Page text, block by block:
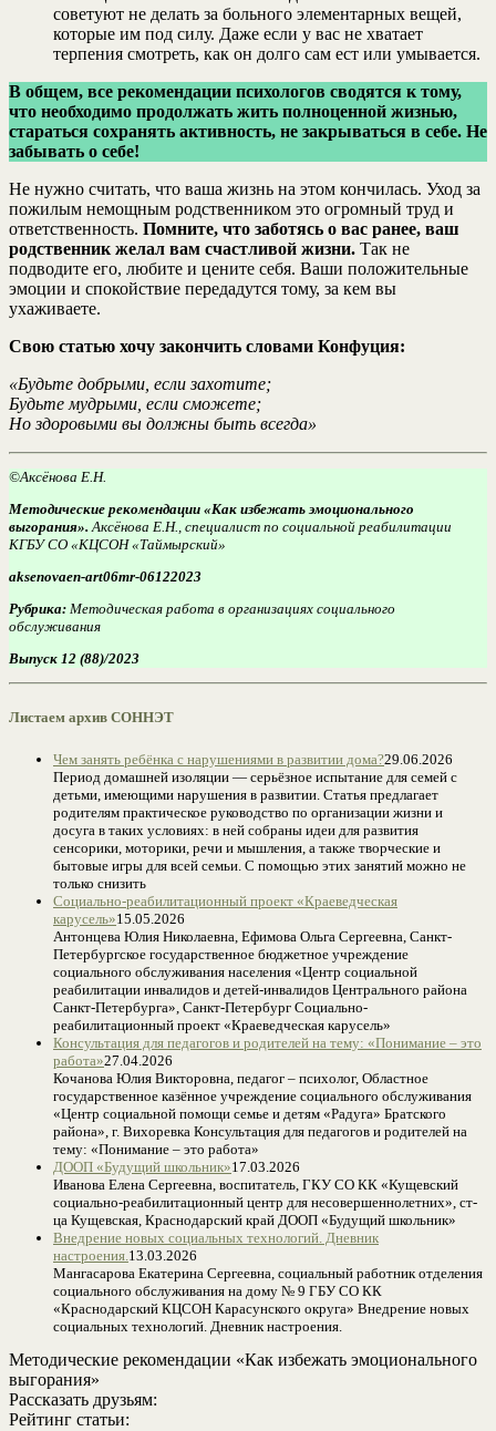
советуют не делать за больного элементарных вещей,
которые им под силу. Даже если у вас не хватает
терпения смотреть, как он долго сам ест или умывается.
В общем, все рекомендации психологов сводятся к тому,
что необходимо продолжать жить полноценной жизнью,
стараться сохранять активность, не закрываться в себе. Не
забывать о себе!
Не нужно считать, что ваша жизнь на этом кончилась. Уход за
пожилым немощным родственником это огромный труд и
ответственность. Помните, что заботясь о вас ранее, ваш
родственник желал вам счастливой жизни. Так не
подводите его, любите и цените себя. Ваши положительные
эмоции и спокойствие передадутся тому, за кем вы
ухаживаете.
Свою статью хочу закончить словами Конфуция:
«Будьте добрыми, если захотите;
Будьте мудрыми, если сможете;
Но здоровыми вы должны быть всегда»
©Аксёнова Е.Н.
Методические рекомендации «Как избежать эмоционального
выгорания». Аксёнова Е.Н., специалист по социальной реабилитации
КГБУ СО «КЦСОН «Таймырский»
aksenovaen-art06mr-06122023
Рубрика: Методическая работа в организациях социального
обслуживания
Выпуск 12 (88)/2023
Листаем архив СОННЭТ
Чем занять ребёнка с нарушениями в развитии дома?29.06.2026
Период домашней изоляции — серьёзное испытание для семей с
детьми, имеющими нарушения в развитии. Статья предлагает
родителям практическое руководство по организации жизни и
досуга в таких условиях: в ней собраны идеи для развития
сенсорики, моторики, речи и мышления, а также творческие и
бытовые игры для всей семьи. С помощью этих занятий можно не
только снизить
Социально-реабилитационный проект «Краеведческая
карусель»15.05.2026
Антонцева Юлия Николаевна, Ефимова Ольга Сергеевна, Санкт-
Петербургское государственное бюджетное учреждение
социального обслуживания населения «Центр социальной
реабилитации инвалидов и детей-инвалидов Центрального района
Санкт-Петербурга», Санкт-Петербург Социально-
реабилитационный проект «Краеведческая карусель»
Консультация для педагогов и родителей на тему: «Понимание – это
работа»27.04.2026
Кочанова Юлия Викторовна, педагог – психолог, Областное
государственное казённое учреждение социального обслуживания
«Центр социальной помощи семье и детям «Радуга» Братского
района», г. Вихоревка Консультация для педагогов и родителей на
тему: «Понимание – это работа»
ДООП «Будущий школьник»17.03.2026
Иванова Елена Сергеевна, воспитатель, ГКУ СО КК «Кущевский
социально-реабилитационный центр для несовершеннолетних», ст-
ца Кущевская, Краснодарский край ДООП «Будущий школьник»
Внедрение новых социальных технологий. Дневник
настроения.13.03.2026
Мангасарова Екатерина Сергеевна, социальный работник отделения
социального обслуживания на дому № 9 ГБУ СО КК
«Краснодарский КЦСОН Карасунского округа» Внедрение новых
социальных технологий. Дневник настроения.
Методические рекомендации «Как избежать эмоционального
выгорания»
Рассказать друзьям:
Рейтинг статьи: